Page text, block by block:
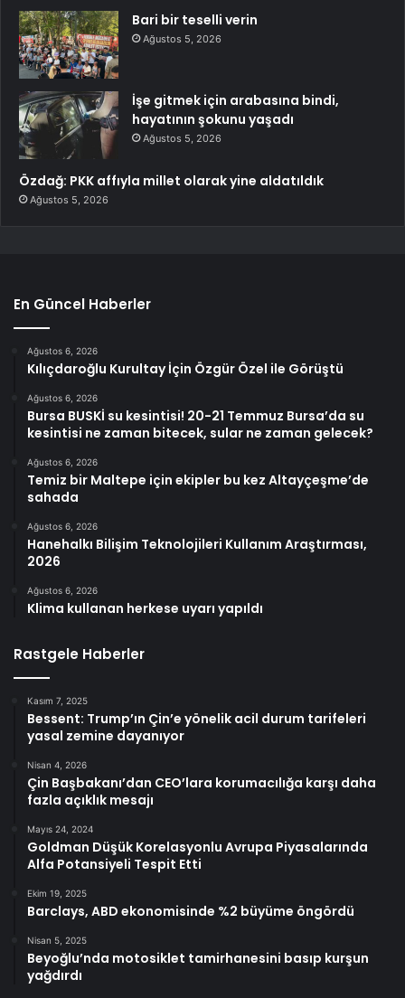
Bari bir teselli verin
Ağustos 5, 2026
İşe gitmek için arabasına bindi,
hayatının şokunu yaşadı
Ağustos 5, 2026
Özdağ: PKK affıyla millet olarak yine aldatıldık
Ağustos 5, 2026
En Güncel Haberler
Ağustos 6, 2026
Kılıçdaroğlu Kurultay İçin Özgür Özel ile Görüştü
Ağustos 6, 2026
Bursa BUSKİ su kesintisi! 20-21 Temmuz Bursa’da su
kesintisi ne zaman bitecek, sular ne zaman gelecek?
Ağustos 6, 2026
Temiz bir Maltepe için ekipler bu kez Altayçeşme’de
sahada
Ağustos 6, 2026
Hanehalkı Bilişim Teknolojileri Kullanım Araştırması,
2026
Ağustos 6, 2026
Klima kullanan herkese uyarı yapıldı
Rastgele Haberler
Kasım 7, 2025
Bessent: Trump’ın Çin’e yönelik acil durum tarifeleri
yasal zemine dayanıyor
Nisan 4, 2026
Çin Başbakanı’dan CEO’lara korumacılığa karşı daha
fazla açıklık mesajı
Mayıs 24, 2024
Goldman Düşük Korelasyonlu Avrupa Piyasalarında
Alfa Potansiyeli Tespit Etti
Ekim 19, 2025
Barclays, ABD ekonomisinde %2 büyüme öngördü
Nisan 5, 2025
Beyoğlu’nda motosiklet tamirhanesini basıp kurşun
yağdırdı